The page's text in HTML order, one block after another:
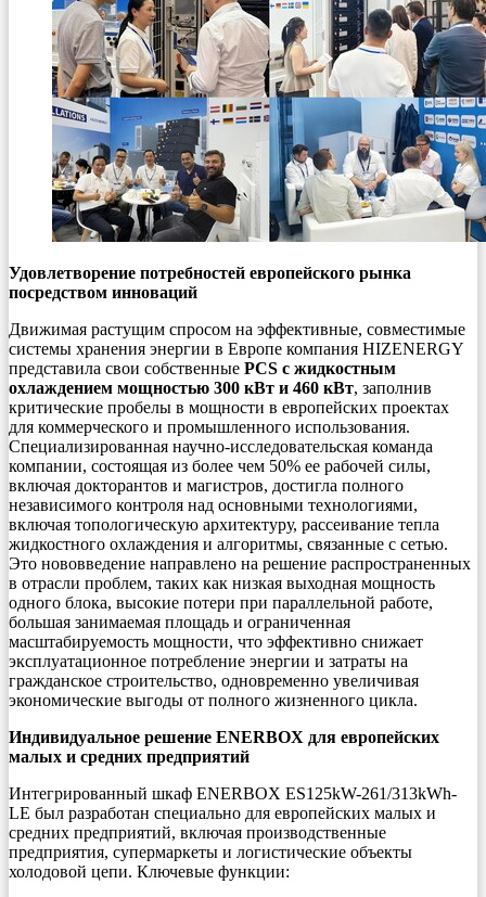
Удовлетворение потребностей европейского рынка
посредством инноваций
Движимая растущим спросом на эффективные, совместимые
системы хранения энергии в Европе компания HIZENERGY
представила свои собственные PCS с жидкостным
охлаждением мощностью 300 кВт и 460 кВт, заполнив
критические пробелы в мощности в европейских проектах
для коммерческого и промышленного использования.
Специализированная научно-исследовательская команда
компании, состоящая из более чем 50% ее рабочей силы,
включая докторантов и магистров, достигла полного
независимого контроля над основными технологиями,
включая топологическую архитектуру, рассеивание тепла
жидкостного охлаждения и алгоритмы, связанные с сетью.
Это нововведение направлено на решение распространенных
в отрасли проблем, таких как низкая выходная мощность
одного блока, высокие потери при параллельной работе,
большая занимаемая площадь и ограниченная
масштабируемость мощности, что эффективно снижает
эксплуатационное потребление энергии и затраты на
гражданское строительство, одновременно увеличивая
экономические выгоды от полного жизненного цикла.
Индивидуальное решение ENERBOX для европейских
малых и средних предприятий
Интегрированный шкаф ENERBOX ES125kW-261/313kWh-
LE был разработан специально для европейских малых и
средних предприятий, включая производственные
предприятия, супермаркеты и логистические объекты
холодовой цепи. Ключевые функции: